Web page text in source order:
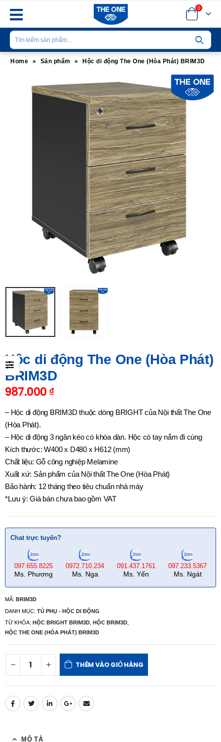
0
Home » Sản phẩm » Hộc di động The One (Hòa Phát) BRIM3D
Hộc di động The One (Hòa Phát)
BRIM3D
987.000₫
– Hộc di động BRIM3D thuộc dòng BRIGHT của Nội thất The One
(Hòa Phát).
– Hộc di động 3 ngăn kéo có khóa dàn. Hộc có tay nắm đi cùng
Kích thước: W400 x D480 x H612 (mm)
Chất liệu: Gỗ công nghiệp Melamine
Xuất xứ: Sản phẩm của Nội thất The One (Hòa Phát)
Bảo hành: 12 tháng theo tiêu chuẩn nhà máy
*Lưu ý: Giá bán chưa bao gồm VAT
Chat trực tuyến?
097.655.8225
Ms. Phương
0972.710.234
Ms. Nga
091.437.1761
Ms. Yến
097.233.5367
Ms. Ngát
MÃ: BRIM3D
DANH MỤC: TỦ PHỤ - HỘC DI ĐỘNG
TỪ KHÓA: HỘC BRIGHT BRIM3D HỘC BRIM3D
HỘC THE ONE (HÒA PHÁT) BRIM3D
THÊM VÀO GIỎ HÀNG
MÔ TẢ